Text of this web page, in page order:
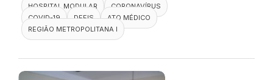
HOSPITAL MODULAR
CORONAVÍRUS
COVID-19
DEFIS
ATO MÉDICO
REGIÃO METROPOLITANA I